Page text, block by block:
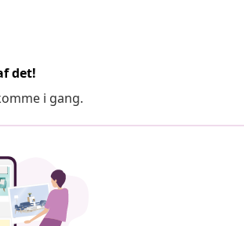
det!
i gang.